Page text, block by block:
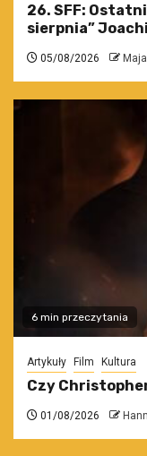
26. SFF:
sierpnia”
05/08/2026
6 min przeczytania
Artykuły Film Kultura
Czy
01/08/2026